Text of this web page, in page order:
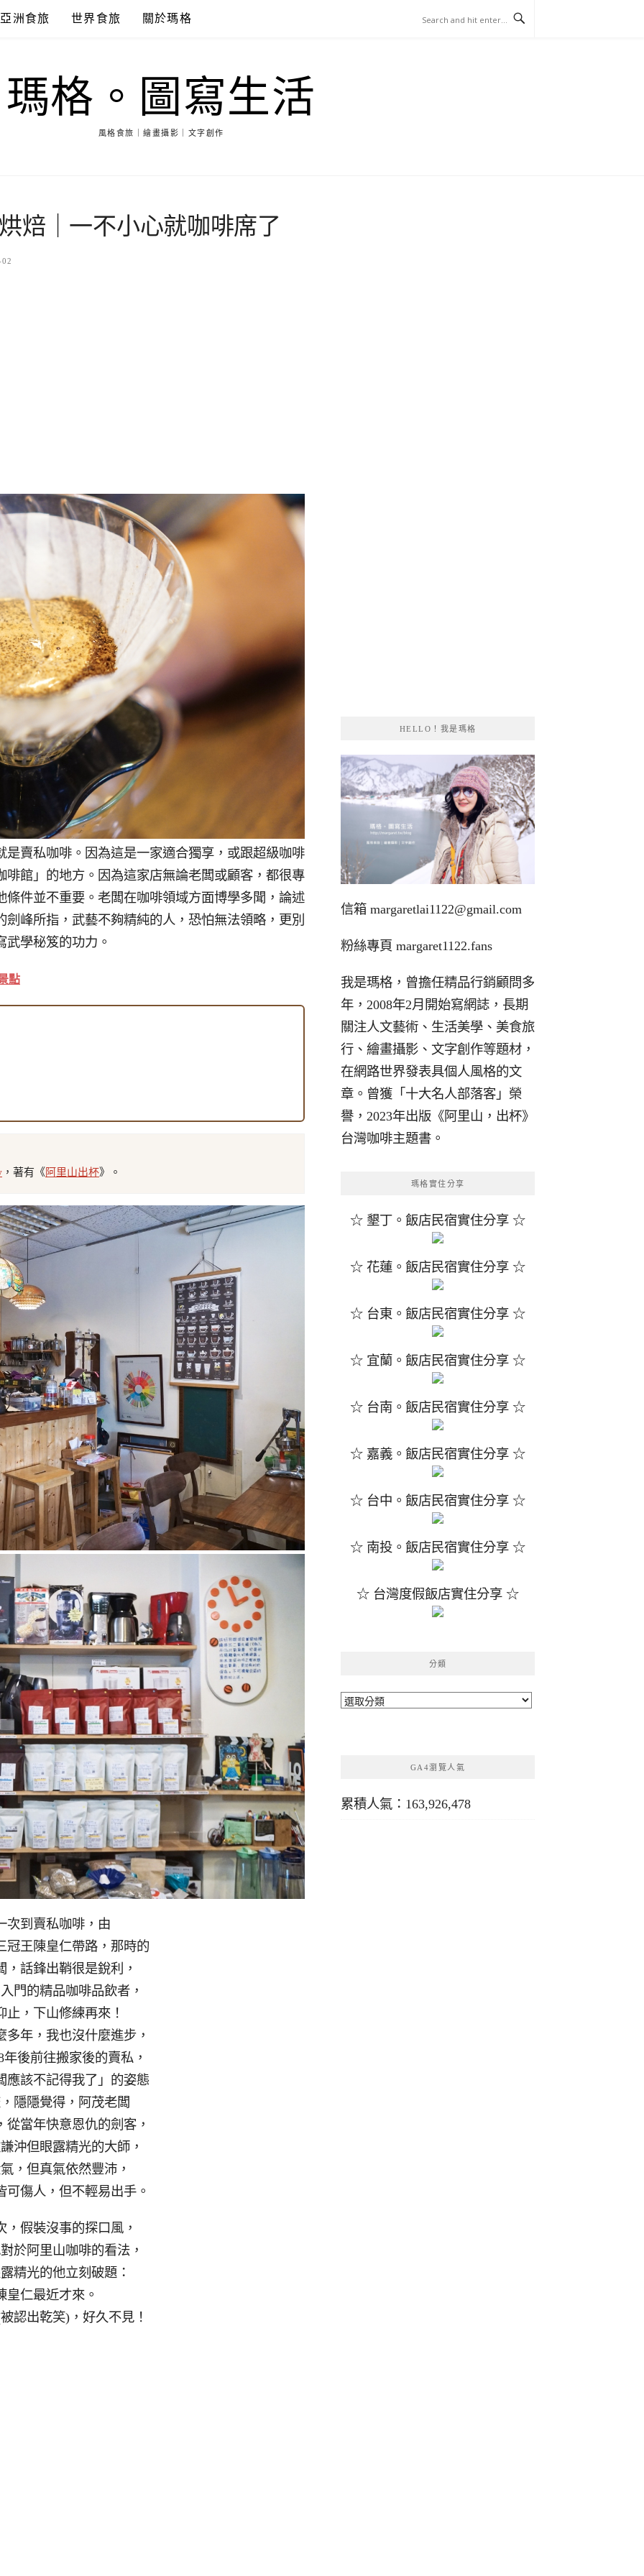
亞洲食旅 世界食旅 關於瑪格
瑪格。圖寫生活
風格食旅｜繪畫攝影｜文字創作
焙｜一不小心就咖啡席了
賣私咖啡。因為這是一家適合獨享，或跟超級咖啡
館」的地方。因為這家店無論老闆或顧客，都很專
件並不重要。老闆在咖啡領域方面博學多聞，論述
峰所指，武藝不夠精純的人，恐怕無法領略，更別
學秘笈的功力。
點
，著有《阿里山出杯》。
次到賣私咖啡，由
冠王陳皇仁帶路，那時的
，話鋒出鞘很是銳利，
門的精品咖啡品飲者，
止，下山修練再來！
多年，我也沒什麼進步，
後前往搬家後的賣私，
應該不記得我了」的姿態
隱隱覺得，阿茂老闆
從當年快意恩仇的劍客，
沖但眼露精光的大師，
，但真氣依然豐沛，
可傷人，但不輕易出手。
，假裝沒事的探口風，
於阿里山咖啡的看法，
精光的他立刻破題：
皇仁最近才來。
認出乾笑)，好久不見！
HELLO！我是瑪格
信箱 margaretlai1122@gmail.com
粉絲專頁 margaret1122.fans
我是瑪格，曾擔任精品行銷顧問多
年，2008年2月開始寫網誌，長期
關注人文藝術、生活美學、美食旅
行、繪畫攝影、文字創作等題材，
在網路世界發表具個人風格的文
章。曾獲「十大名人部落客」榮
譽，2023年出版《阿里山，出杯》
台灣咖啡主題書。
瑪格實住分享
☆ 墾丁。飯店民宿實住分享 ☆
☆ 花蓮。飯店民宿實住分享 ☆
☆ 台東。飯店民宿實住分享 ☆
☆ 宜蘭。飯店民宿實住分享 ☆
☆ 台南。飯店民宿實住分享 ☆
☆ 嘉義。飯店民宿實住分享 ☆
☆ 台中。飯店民宿實住分享 ☆
☆ 南投。飯店民宿實住分享 ☆
☆ 台灣度假飯店實住分享 ☆
分類
分
GA4瀏覽人氣
累積人氣：163,926,478